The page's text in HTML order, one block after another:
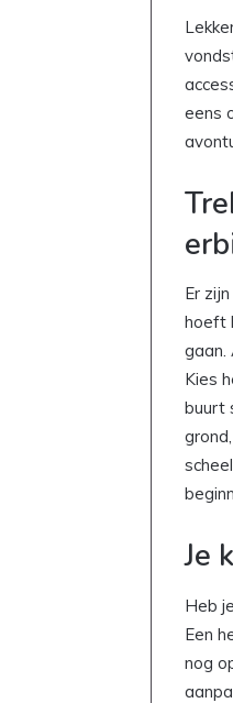
eens
Er
hoeft
gaan.
Kies
buurt
Je
Heb
Een
nog